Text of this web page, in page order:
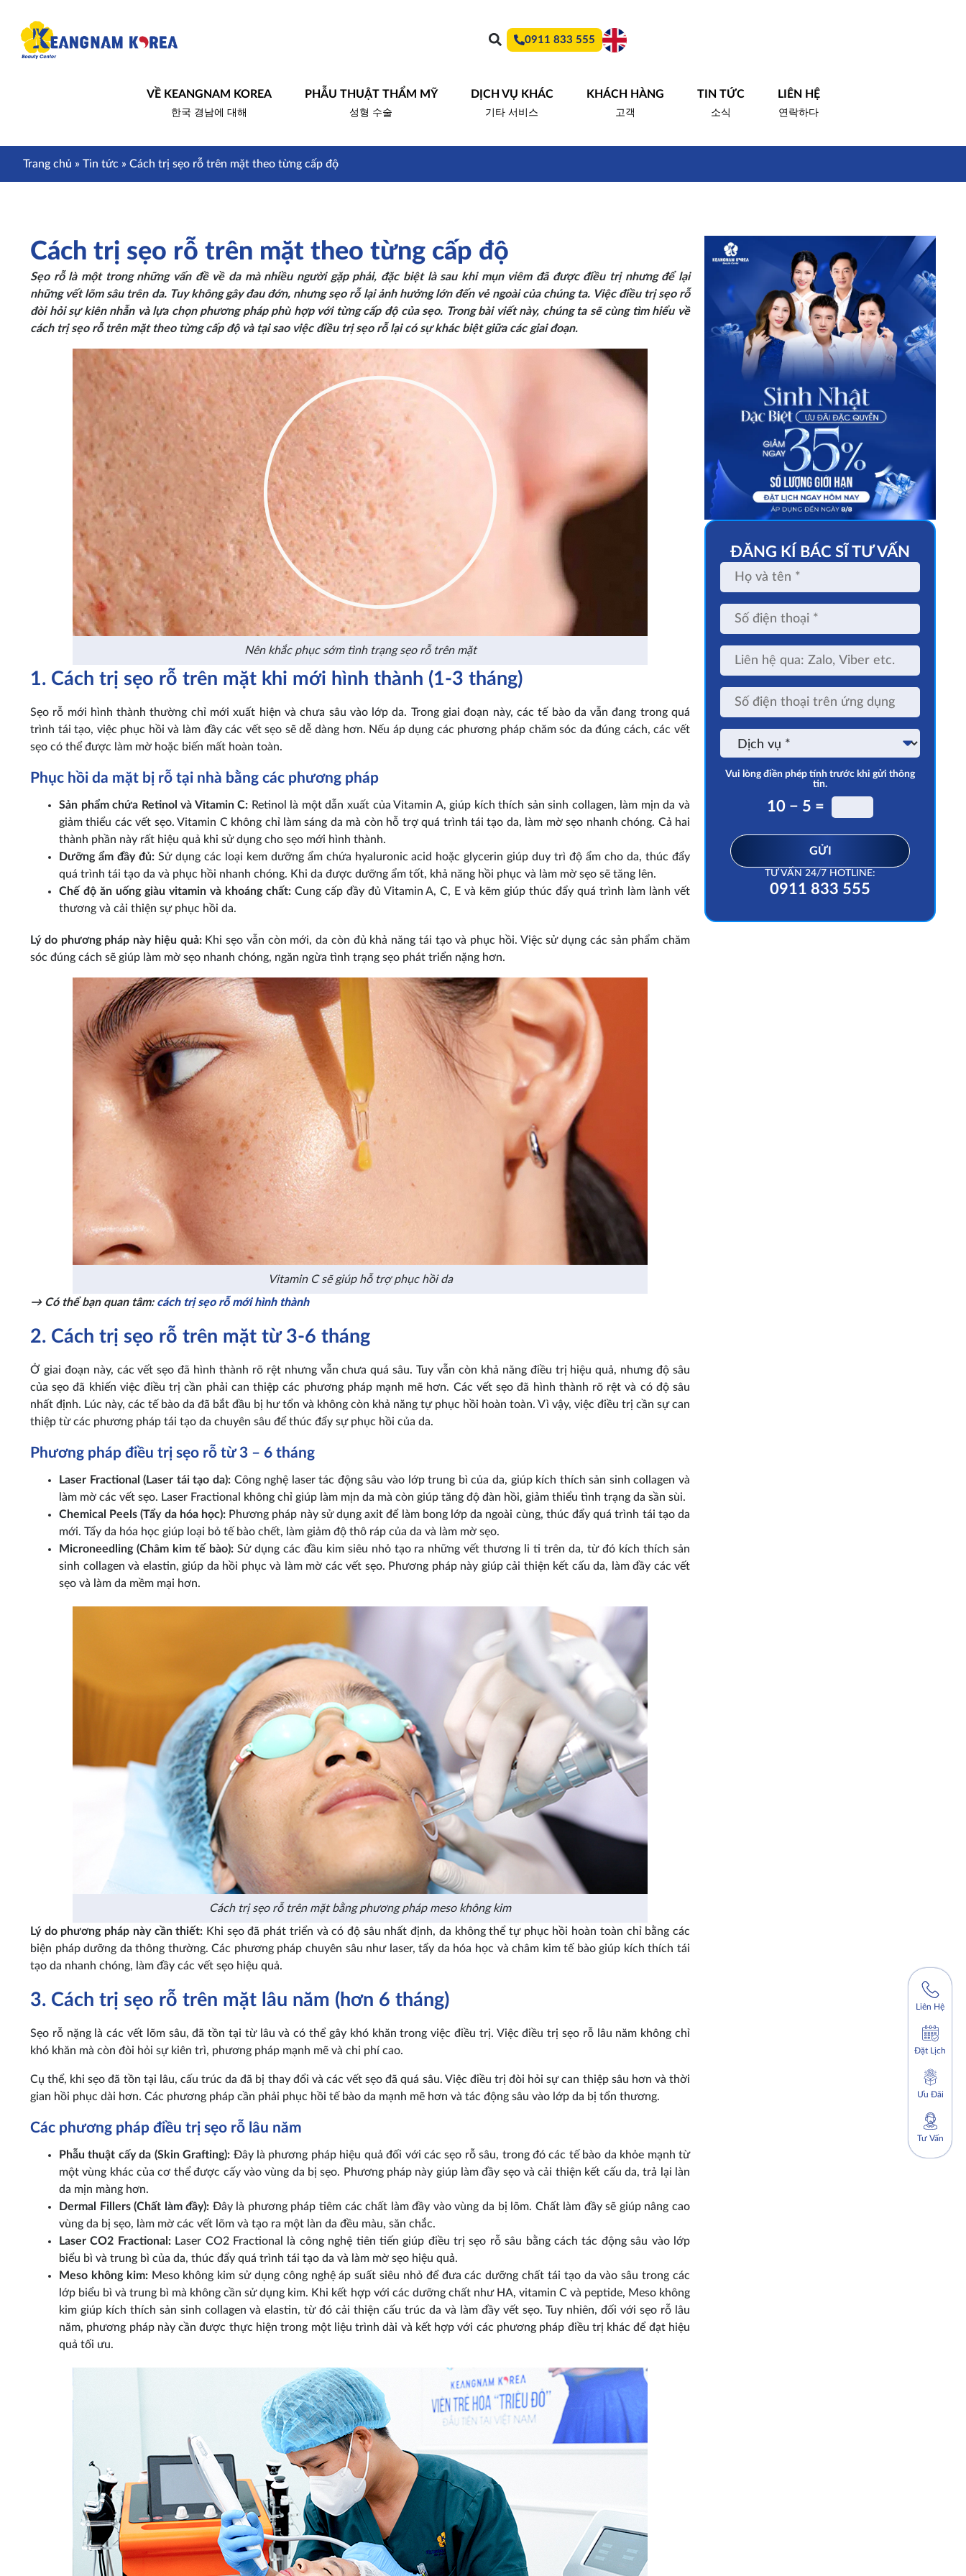
VỀ KEANGNAM KOREA
한국 경남에 대해
PHẪU THUẬT THẨM MỸ
성형 수술
DỊCH VỤ KHÁC
기타 서비스
KHÁCH HÀNG
고객
TIN TỨC
소식
LIÊN HỆ
연락하다
0911 833 555
Trang chủ » Tin tức » Cách trị sẹo rỗ trên mặt theo từng cấp độ
Cách trị sẹo rỗ trên mặt theo từng cấp độ
Sẹo rỗ là một trong những vấn đề về da mà nhiều người gặp phải, đặc biệt là sau khi mụn viêm đã được điều trị nhưng để lại
những vết lõm sâu trên da. Tuy không gây đau đớn, nhưng sẹo rỗ lại ảnh hưởng lớn đến vẻ ngoài của chúng ta. Việc điều trị sẹo rỗ
đòi hỏi sự kiên nhẫn và lựa chọn phương pháp phù hợp với từng cấp độ của sẹo. Trong bài viết này, chúng ta sẽ cùng tìm hiểu về
cách trị sẹo rỗ trên mặt theo từng cấp độ và tại sao việc điều trị sẹo rỗ lại có sự khác biệt giữa các giai đoạn.
Nên khắc phục sớm tình trạng sẹo rỗ trên mặt
1. Cách trị sẹo rỗ trên mặt khi mới hình thành (1-3 tháng)
Sẹo rỗ mới hình thành thường chỉ mới xuất hiện và chưa sâu vào lớp da. Trong giai đoạn này, các tế bào da vẫn đang trong quá
trình tái tạo, việc phục hồi và làm đầy các vết sẹo sẽ dễ dàng hơn. Nếu áp dụng các phương pháp chăm sóc da đúng cách, các vết
sẹo có thể được làm mờ hoặc biến mất hoàn toàn.
Phục hồi da mặt bị rỗ tại nhà bằng các phương pháp
Sản phẩm chứa Retinol và Vitamin C: Retinol là một dẫn xuất của Vitamin A, giúp kích thích sản sinh collagen, làm mịn da và
giảm thiểu các vết sẹo. Vitamin C không chỉ làm sáng da mà còn hỗ trợ quá trình tái tạo da, làm mờ sẹo nhanh chóng. Cả hai
thành phần này rất hiệu quả khi sử dụng cho sẹo mới hình thành.
Dưỡng ẩm đầy đủ:Sử dụng các loại kem dưỡng ẩm chứa hyaluronic acid hoặc glycerin giúp duy trì độ ẩm cho da, thúc đẩy
quá trình tái tạo da và phục hồi nhanh chóng. Khi da được dưỡng ẩm tốt, khả năng hồi phục và làm mờ sẹo sẽ tăng lên.
Chế độ ăn uống giàu vitamin và khoáng chất:Cung cấp đầy đủ Vitamin A, C, E và kẽm giúp thúc đẩy quá trình làm lành vết
thương và cải thiện sự phục hồi da.
Lý do phương pháp này hiệu quả:Khi sẹo vẫn còn mới, da còn đủ khả năng tái tạo và phục hồi. Việc sử dụng các sản phẩm chăm
sóc đúng cách sẽ giúp làm mờ sẹo nhanh chóng, ngăn ngừa tình trạng sẹo phát triển nặng hơn.
Vitamin C sẽ giúp hỗ trợ phục hồi da
→ Có thể bạn quan tâm: cách trị sẹo rỗ mới hình thành
2. Cách trị sẹo rỗ trên mặt từ 3-6 tháng
Ở giai đoạn này, các vết sẹo đã hình thành rõ rệt nhưng vẫn chưa quá sâu. Tuy vẫn còn khả năng điều trị hiệu quả, nhưng độ sâu
của sẹo đã khiến việc điều trị cần phải can thiệp các phương pháp mạnh mẽ hơn. Các vết sẹo đã hình thành rõ rệt và có độ sâu
nhất định. Lúc này, các tế bào da đã bắt đầu bị hư tổn và không còn khả năng tự phục hồi hoàn toàn. Vì vậy, việc điều trị cần sự can
thiệp từ các phương pháp tái tạo da chuyên sâu để thúc đẩy sự phục hồi của da.
Phương pháp điều trị sẹo rỗ từ 3 – 6 tháng
Laser Fractional (Laser tái tạo da):Công nghệ laser tác động sâu vào lớp trung bì của da, giúp kích thích sản sinh collagen và
làm mờ các vết sẹo. Laser Fractional không chỉ giúp làm mịn da mà còn giúp tăng độ đàn hồi, giảm thiểu tình trạng da sần sùi.
Chemical Peels (Tẩy da hóa học): Phương pháp này sử dụng axit để làm bong lớp da ngoài cùng, thúc đẩy quá trình tái tạo da
mới. Tẩy da hóa học giúp loại bỏ tế bào chết, làm giảm độ thô ráp của da và làm mờ sẹo.
Microneedling (Châm kim tế bào):Sử dụng các đầu kim siêu nhỏ tạo ra những vết thương li ti trên da, từ đó kích thích sản
sinh collagen và elastin, giúp da hồi phục và làm mờ các vết sẹo. Phương pháp này giúp cải thiện kết cấu da, làm đầy các vết
sẹo và làm da mềm mại hơn.
Cách trị sẹo rỗ trên mặt bằng phương pháp meso không kim
Lý do phương pháp này cần thiết: Khi sẹo đã phát triển và có độ sâu nhất định, da không thể tự phục hồi hoàn toàn chỉ bằng các
biện pháp dưỡng da thông thường. Các phương pháp chuyên sâu như laser, tẩy da hóa học và châm kim tế bào giúp kích thích tái
tạo da nhanh chóng, làm đầy các vết sẹo hiệu quả.
3. Cách trị sẹo rỗ trên mặt lâu năm (hơn 6 tháng)
Sẹo rỗ nặng là các vết lõm sâu, đã tồn tại từ lâu và có thể gây khó khăn trong việc điều trị. Việc điều trị sẹo rỗ lâu năm không chỉ
khó khăn mà còn đòi hỏi sự kiên trì, phương pháp mạnh mẽ và chi phí cao.
Cụ thể, khi sẹo đã tồn tại lâu, cấu trúc da đã bị thay đổi và các vết sẹo đã quá sâu. Việc điều trị đòi hỏi sự can thiệp sâu hơn và thời
gian hồi phục dài hơn. Các phương pháp cần phải phục hồi tế bào da mạnh mẽ hơn và tác động sâu vào lớp da bị tổn thương.
Các phương pháp điều trị sẹo rỗ lâu năm
Phẫu thuật cấy da (Skin Grafting): Đây là phương pháp hiệu quả đối với các sẹo rỗ sâu, trong đó các tế bào da khỏe mạnh từ
một vùng khác của cơ thể được cấy vào vùng da bị sẹo. Phương pháp này giúp làm đầy sẹo và cải thiện kết cấu da, trả lại làn
da mịn màng hơn.
Dermal Fillers (Chất làm đầy): Đây là phương pháp tiêm các chất làm đầy vào vùng da bị lõm. Chất làm đầy sẽ giúp nâng cao
vùng da bị sẹo, làm mờ các vết lõm và tạo ra một làn da đều màu, săn chắc.
Laser CO2 Fractional:Laser CO2 Fractional là công nghệ tiên tiến giúp điều trị sẹo rỗ sâu bằng cách tác động sâu vào lớp
biểu bì và trung bì của da, thúc đẩy quá trình tái tạo da và làm mờ sẹo hiệu quả.
Meso không kim:Meso không kim sử dụng công nghệ áp suất siêu nhỏ để đưa các dưỡng chất tái tạo da vào sâu trong các
lớp biểu bì và trung bì mà không cần sử dụng kim. Khi kết hợp với các dưỡng chất như HA, vitamin C và peptide, Meso không
kim giúp kích thích sản sinh collagen và elastin, từ đó cải thiện cấu trúc da và làm đầy vết sẹo. Tuy nhiên, đối với sẹo rỗ lâu
năm, phương pháp này cần được thực hiện trong một liệu trình dài và kết hợp với các phương pháp điều trị khác để đạt hiệu
quả tối ưu.
ĐĂNG KÍ BÁC SĨ TƯ VẤN
Họ
tên
Số
điện
thoại
Liên
qua:
Zalo,
Viber
etc.
Số
điện
thoại
trên
ứng
dụng
Dịch
Vui lòng điền phép tính trước khi gửi thông
tin.
10 − 5 =
GỬI
TƯ VẤN 24/7 HOTLINE:
0911 833 555
Liên Hệ
Đặt Lịch
Ưu Đãi
Tư Vấn